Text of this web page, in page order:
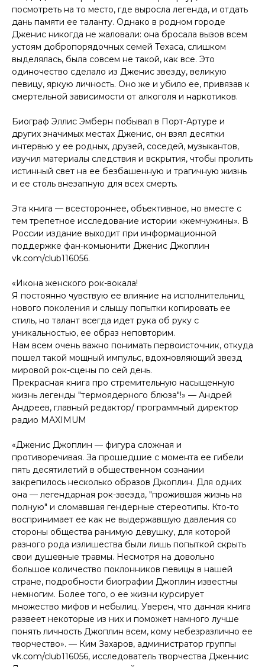
посмотреть на то место, где выросла легенда, и отдать
дань памяти ее таланту. Однако в родном городе
Дженис никогда не жаловали: она бросала вызов всем
устоям добропорядочных семей Техаса, слишком
выделялась, была совсем не такой, как все. Это
одиночество сделало из Дженис звезду, великую
певицу, яркую личность. Оно же и убило ее, привязав к
смертельной зависимости от алкоголя и наркотиков.
Биограф Эллис Эмберн побывал в Порт-Артуре и
других значимых местах Дженис, он взял десятки
интервью у ее родных, друзей, соседей, музыкантов,
изучил материалы следствия и вскрытия, чтобы пролить
истинный свет на ее безбашенную и трагичную жизнь
и ее столь внезапную для всех смерть.
Эта книга — всестороннее, объективное, но вместе с
тем трепетное исследование истории «жемчужины». В
России издание выходит при информационной
поддержке фан-комьюнити Дженис Джоплин
vk.com/club116056.
«Икона женского рок-вокала!
Я постоянно чувствую ее влияние на исполнительниц
нового поколения и слышу попытки копировать ее
стиль, но талант всегда идет рука об руку с
уникальностью, ее образ неповторим.
Нам всем очень важно понимать первоисточник, откуда
пошел такой мощный импульс, вдохновляющий звезд
мировой рок-сцены по сей день.
Прекрасная книга про стремительную насыщенную
жизнь легенды "термоядерного блюза"!» — Андрей
Андреев, главный редактор/ программный директор
радио MAXIMUM
«Дженис Джоплин — фигура сложная и
противоречивая. За прошедшие с момента ее гибели
пять десятилетий в общественном сознании
закрепилось несколько образов Джоплин. Для одних
она — легендарная рок-звезда, "прожившая жизнь на
полную" и сломавшая гендерные стереотипы. Кто-то
воспринимает ее как не выдержавшую давления со
стороны общества ранимую девушку, для которой
разного рода излишества были лишь попыткой скрыть
свои душевные травмы. Несмотря на довольно
большое количество поклонников певицы в нашей
стране, подробности биографии Джоплин известны
немногим. Более того, о ее жизни курсирует
множество мифов и небылиц. Уверен, что данная книга
развеет некоторые из них и поможет намного лучше
понять личность Джоплин всем, кому небезразлично ее
творчество». — Ким Захаров, администратор группы
vk.com/club116056, исследователь творчества Дженнис